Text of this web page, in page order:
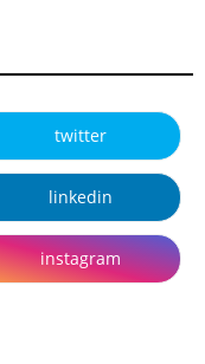
twitter
linkedin
instagram